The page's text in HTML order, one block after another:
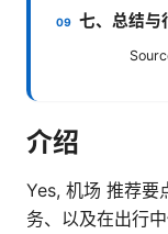
七、总结与
介绍
Yes, 机场 推荐要
务、以及在出行